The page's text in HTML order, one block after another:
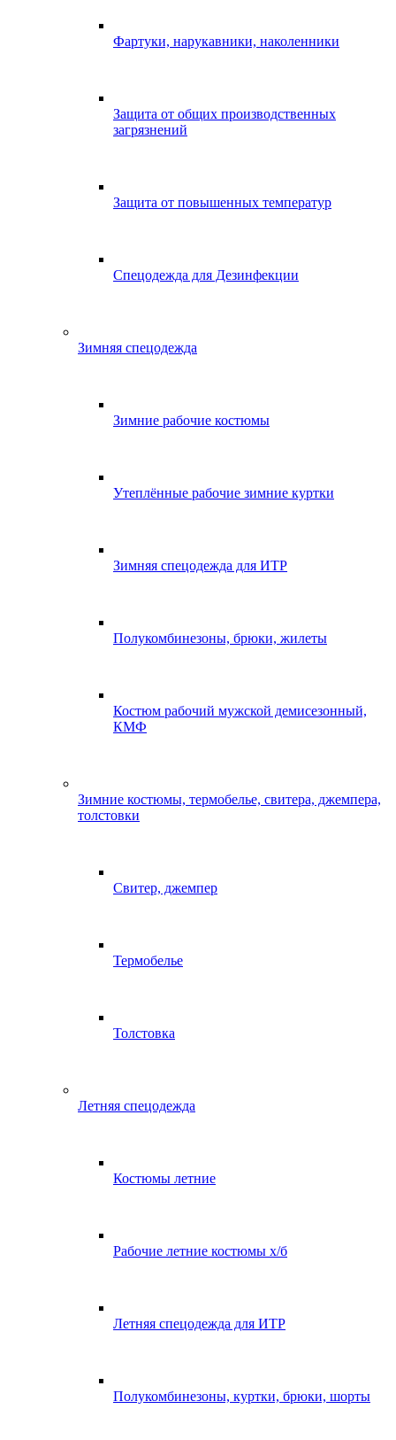
Фартуки, нарукавники, наколенники
Защита от общих производственных
загрязнений
Защита от повышенных температур
Спецодежда для Дезинфекции
Зимняя спецодежда
Зимние рабочие костюмы
Утеплённые рабочие зимние куртки
Зимняя спецодежда для ИТР
Полукомбинезоны, брюки, жилеты
Костюм рабочий мужской демисезонный,
КМФ
Зимние костюмы, термобелье, свитера, джемпера,
толстовки
Свитер, джемпер
Термобелье
Толстовка
Летняя спецодежда
Костюмы летние
Рабочие летние костюмы х/б
Летняя спецодежда для ИТР
Полукомбинезоны, куртки, брюки, шорты